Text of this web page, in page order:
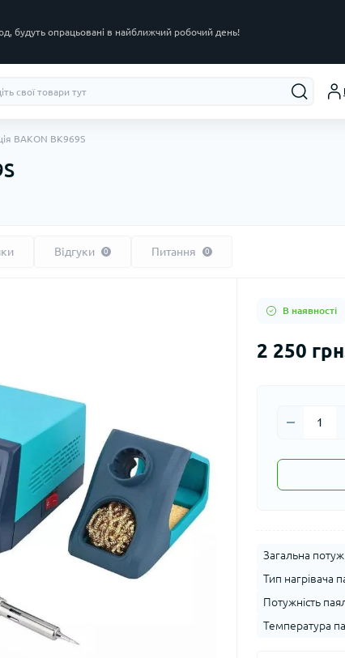
будуть опрацьовані в найближчий робочий день!
BAKON BK969S
Відгуки 0 Питання 0
В наявності
2 250
Загальна
Тип нагрівача
Потужність
Температура